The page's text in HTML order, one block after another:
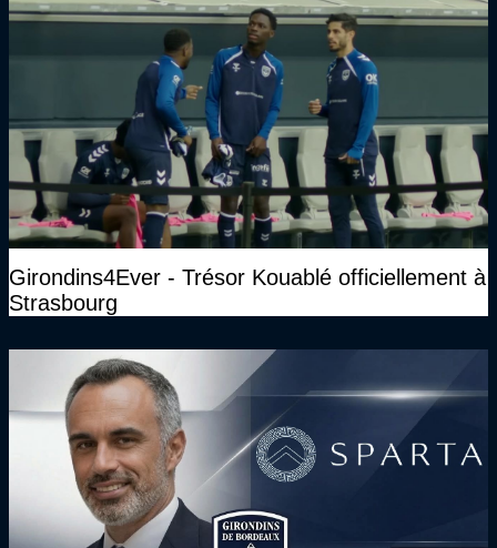
Girondins4Ever - Trésor Kouablé officiellement à
Strasbourg